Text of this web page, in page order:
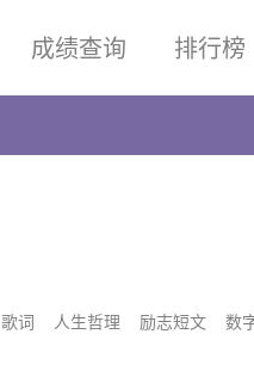
成绩查询 排行榜
歌词 人生哲理 励志短文
数